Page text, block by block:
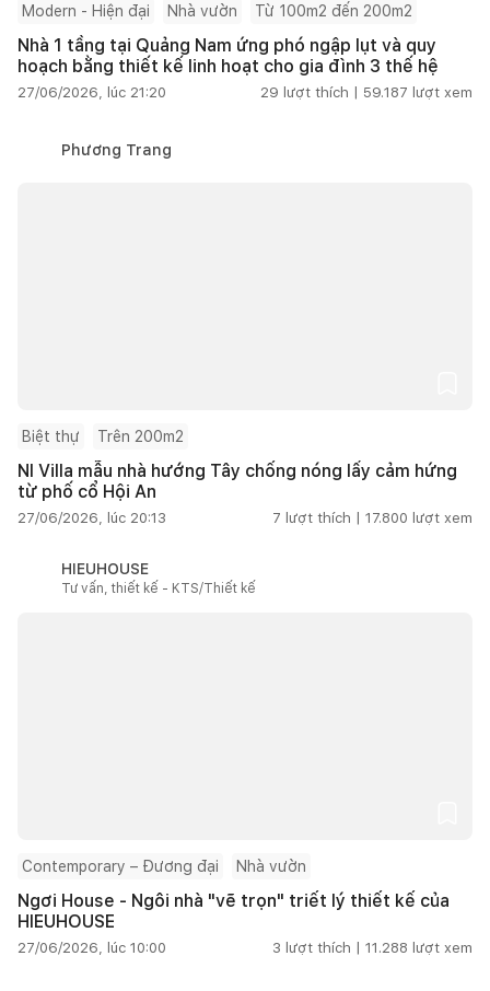
Modern - Hiện đại Nhà vườn Từ 100m2 đến 200m2
Nhà 1 tầng tại Quảng Nam ứng phó ngập lụt và quy
hoạch bằng thiết kế linh hoạt cho gia đình 3 thế hệ
27/06/2026, lúc 21:20 29 lượt thích | 59.187 lượt xem
Phương Trang
Biệt thự Trên 200m2
NI Villa mẫu nhà hướng Tây chống nóng lấy cảm hứng
từ phố cổ Hội An
27/06/2026, lúc 20:13 7 lượt thích | 17.800 lượt xem
HIEUHOUSE
Tư vấn, thiết kế - KTS/Thiết kế
Contemporary – Đương đại Nhà vườn
Ngơi House - Ngôi nhà "vẽ trọn" triết lý thiết kế của
HIEUHOUSE
27/06/2026, lúc 10:00 3 lượt thích | 11.288 lượt xem